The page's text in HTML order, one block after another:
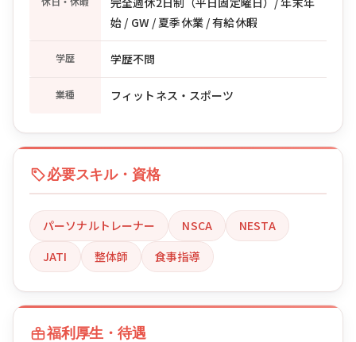
始 / GW / 夏季休業 / 有給休暇
学歴 学歴不問
業種 フィットネス・スポーツ
必要スキル・資格
パーソナルトレーナー NSCA
NESTA
JATI
整体師 食事指導
福利厚生・待遇